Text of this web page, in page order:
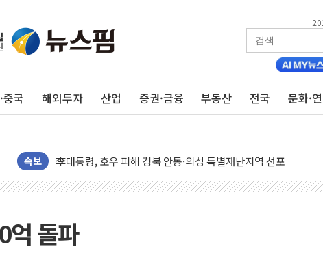
중국 해외투자 산업 증권·금융 부동산 전국 문화·
속보
후티 반군, 예멘 정부군과 사우디 동시 공격… 위기 고조되는 또
42.5도 역대급 폭염…동물들도 특별식으로 여름나기 [뉴스핌 줌
포스코홀딩스, 포스코인터·DX 지분 일부 매각
태국 학교서 중학생 총기 난사...최소 7명 사망
억 돌파